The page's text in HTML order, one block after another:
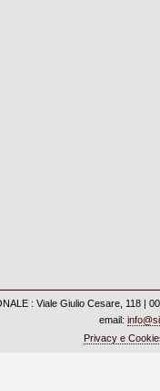
: Viale Giulio Cesare, 118 |
email:
Privacy e